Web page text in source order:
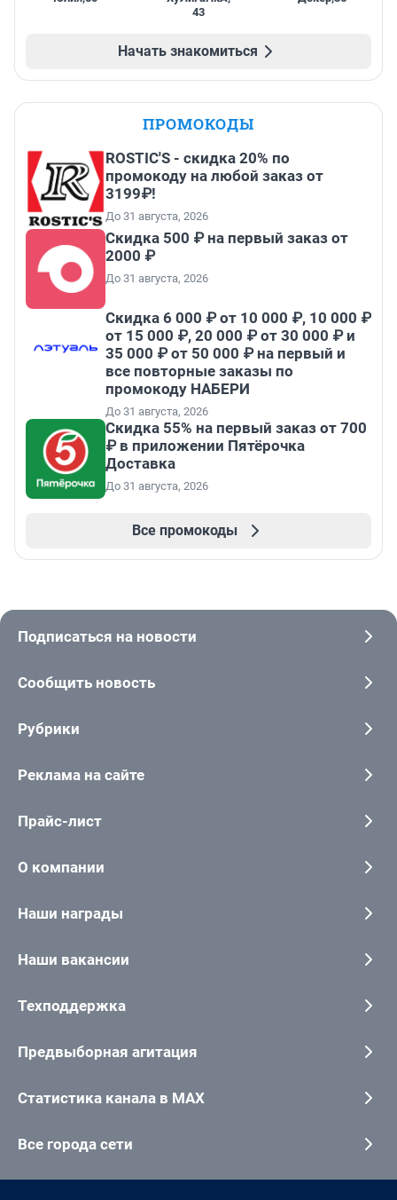
43
Начать знакомиться
ПРОМОКОДЫ
ROSTIC'S - скидка 20% по
промокоду на любой заказ от
3199₽!
До 31 августа, 2026
Скидка 500 ₽ на первый заказ от
2000 ₽
До 31 августа, 2026
Скидка 6 000 ₽ от 10 000 ₽, 10 000 ₽
от 15 000 ₽, 20 000 ₽ от 30 000 ₽ и
35 000 ₽ от 50 000 ₽ на первый и
все повторные заказы по
промокоду НАБЕРИ
До 31 августа, 2026
Скидка 55% на первый заказ от 700
₽ в приложении Пятёрочка
Доставка
До 31 августа, 2026
Все промокоды
Подписаться на новости
Сообщить новость
Рубрики
Реклама на сайте
Прайс-лист
О компании
Наши награды
Наши вакансии
Техподдержка
Предвыборная агитация
Статистика канала в MAX
Все города сети